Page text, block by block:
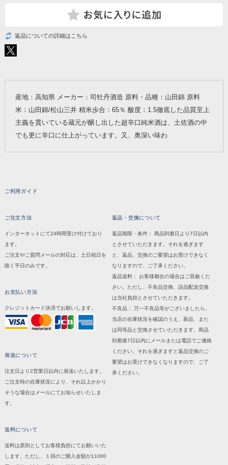
返品についての詳細はこちら
産地：高知県 メーカー：司牡丹酒造 原料・品種：山田錦 原料
米：山田錦/松山三井 精米歩合：65％ 酸度：1.5徹底した品質至上
主義を貫いている蔵元が醸し出した超辛口純米酒は、土佐酒の中
でも更に辛口に仕上がっています。又、奥深い味わ
ご利用ガイド
ご注文方法
インターネットにて24時間受け付けており
ます。
ご注文やご質問メールの対応は、土日祝日を
除く平日のみです。
お支払い方法
クレジットカード決済でお願いします。
発送について
注文日より2営業日以内に発送いたします。
ご注文時の在庫状況により、それ以上かかり
そうな場合はメールにてお知らせいたしま
す。
送料について
送料は原則としてお客様負担にてお願いいた
します。ただし、１回のご購入金額が11000
返品・交換について
返品期限・条件： 商品到着日より7日以内
とさせていただきます。それを過ぎます
と、返品、交換のご要望はお受けできなく
なりますので、ご了承ください。
返品送料： お客様都合の場合はご容赦くだ
さい。ただし、不良品交換、誤品配送交換
は当社負担とさせていただきます。
不良品： 万一不良品等がございましたら、
当店の在庫状況を確認のうえ、新品、また
は同等品と交換させていただきます。商品
到着後7日以内にメールまたは電話でご連絡
ください。それを過ぎますと返品交換のご
要望はお受けできなくなりますので、ご了
承ください。